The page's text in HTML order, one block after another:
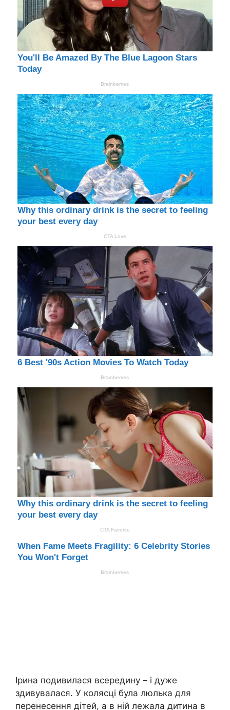
Ірина подивилася всередину – і дуже
здивувалася. У колясці була люлька для
перенесення дітей, а в ній лежала дитина в